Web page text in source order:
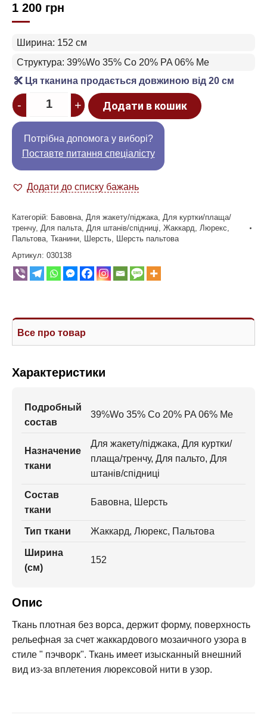
1 200 грн
Ширина: 152 см
Структура: 39%Wo 35% Co 20% PA 06% Me
Ця тканина продається довжиною від 20 см
Quantity
- + Додати в кошик
Потрібна допомога у виборі?
Поставте питання спеціалісту
Додати до списку бажань
Категорій: Бавовна Для жакету/піджака Для куртки/плаща/
тренчу, Для пальта Для штанів/спідниці Жаккард Люрекс
Пальтова Тканини Шерсть Шерсть пальтова
Артикул: 030138
Все про товар
Характеристики
Подробный
состав
39%Wo 35% Co 20% PA 06% Me
Назначение
ткани
Для жакету/піджака, Для куртки/
плаща/тренчу, Для пальто, Для
штанів/спідниці
Состав
ткани
Бавовна, Шерсть
Тип ткани Жаккард, Люрекс, Пальтова
Ширина
(см)
152
Опис
Ткань плотная без ворса, держит форму, поверхность
рельефная за счет жаккардового мозаичного узора в
стиле " пэчворк". Ткань имеет изысканный внешний
вид из-за вплетения люрексовой нити в узор.